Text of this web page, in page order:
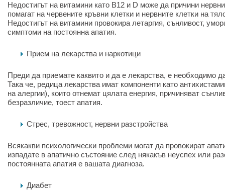
Недостигът на витамини като B12 и D може да причини
помагат на червените кръвни клетки и нервните клетки на
Недостигът на витамини провокира летаргия, сънливост,
симптоми на постоянна апатия.
Прием на лекарства и наркотици
Преди да приемате каквито и да е лекарства, е необходимо
Така че, редица лекарства имат компоненти като
на алергии), които отнемат цялата енергия, причиняват
безразличие, тоест апатия.
Стрес, тревожност, нервни разстройства
Всякакви психологически проблеми могат да провокират
изпадате в апатично състояние след някакъв неуспех или
постоянната апатия е вашата диагноза.
Диабет